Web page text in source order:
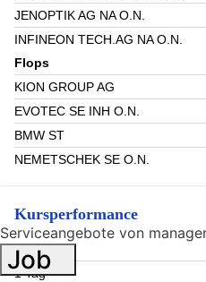
JENOPTIK AG NA O.N.
INFINEON TECH.AG NA O.N.
Flops
KION GROUP AG
EVOTEC SE INH O.N.
BMW ST
NEMETSCHEK SE O.N.
Kursperformance
Zeitraum
1 Tag
Serviceangebote von
Job